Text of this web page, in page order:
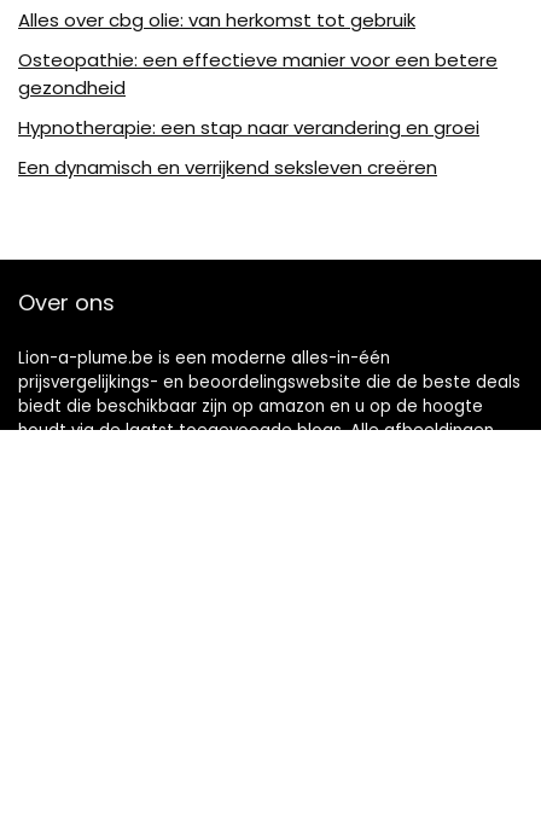
Alles over cbg olie: van herkomst tot gebruik
Osteopathie: een effectieve manier voor een betere
gezondheid
Hypnotherapie: een stap naar verandering en groei
Een dynamisch en verrijkend seksleven creëren
Over ons
Lion-a-plume.be is een moderne alles-in-één
prijsvergelijkings- en beoordelingswebsite die de beste deals
biedt die beschikbaar zijn op amazon en u op de hoogte
houdt via de laatst toegevoegde blogs. Alle afbeeldingen